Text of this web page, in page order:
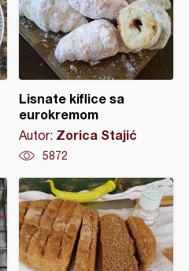
Lisnate kiflice sa
eurokremom
Autor: Zorica Stajić
5872